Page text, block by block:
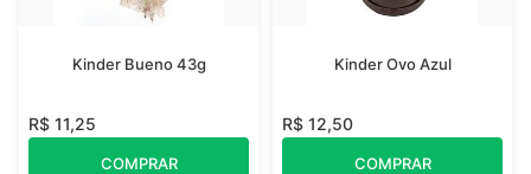
Kinder Bueno 43g
R$ 11,25
COMPRAR
Kinder Ovo Azul
R$ 12,50
COMPRAR